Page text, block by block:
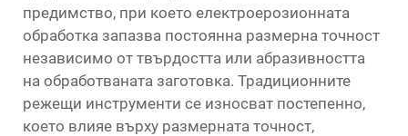
предимство, при което електроерозионната
обработка запазва постоянна размерна точност
независимо от твърдостта или абразивността
на обработваната заготовка. Традиционните
режещи инструменти се износват постепенно,
което влияе върху размерната точност,